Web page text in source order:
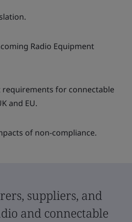
Radio Equipment
for connectable
and EU.
of non-compliance.
suppliers, and
and connectable